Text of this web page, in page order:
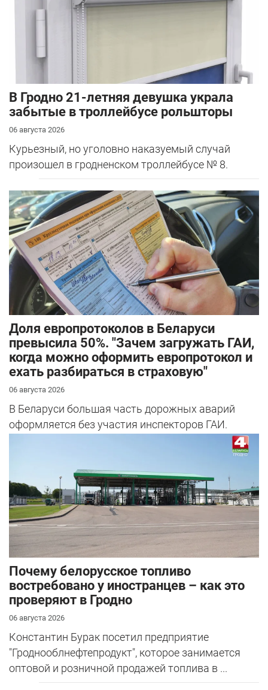
В Гродно 21-летняя девушка украла
забытые в троллейбусе рольшторы
06 августа 2026
Курьезный, но уголовно наказуемый случай
произошел в гродненском троллейбусе № 8.
Доля европротоколов в Беларуси
превысила 50%. "Зачем загружать ГАИ,
когда можно оформить европротокол и
ехать разбираться в страховую"
06 августа 2026
В Беларуси большая часть дорожных аварий
оформляется без участия инспекторов ГАИ.
Почему белорусское топливо
востребовано у иностранцев – как это
проверяют в Гродно
06 августа 2026
Константин Бурак посетил предприятие
"Гроднооблнефтепродукт", которое занимается
оптовой и розничной продажей топлива в ...